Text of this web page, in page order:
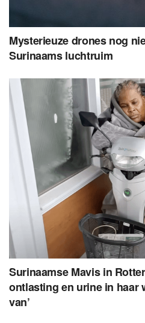
Mysterieuze drones nog
Surinaams luchtruim
Surinaamse Mavis in
ontlasting en urine in haar
van’